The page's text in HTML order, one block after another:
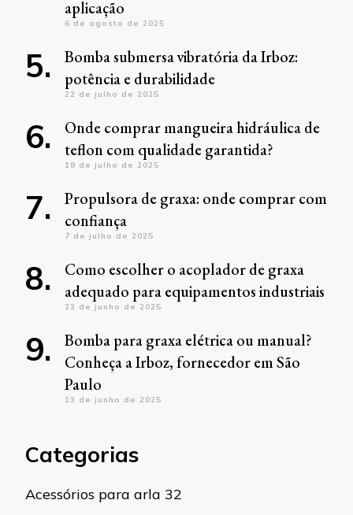
aplicação
6 de agosto de 2025
Bomba submersa vibratória da Irboz:
potência e durabilidade
22 de julho de 2025
Onde comprar mangueira hidráulica de
teflon com qualidade garantida?
18 de julho de 2025
Propulsora de graxa: onde comprar com
confiança
7 de julho de 2025
Como escolher o acoplador de graxa
adequado para equipamentos industriais
23 de junho de 2025
Bomba para graxa elétrica ou manual?
Conheça a Irboz, fornecedor em São
Paulo
13 de junho de 2025
Categorias
Acessórios para arla 32